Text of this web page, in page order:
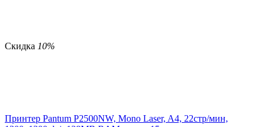
Скидка 10%
Принтер Pantum P2500NW, Mono Laser, A4, 22стр/мин,